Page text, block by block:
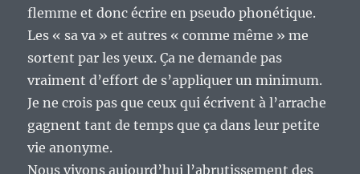
flemme et donc écrire en pseudo phonétique.
Les « sa va » et autres « comme même » me
sortent par les yeux. Ça ne demande pas
vraiment d’effort de s’appliquer un minimum.
Je ne crois pas que ceux qui écrivent à l’arrache
gagnent tant de temps que ça dans leur petite
vie anonyme.
Nous vivons aujourd’hui l’abrutissement des